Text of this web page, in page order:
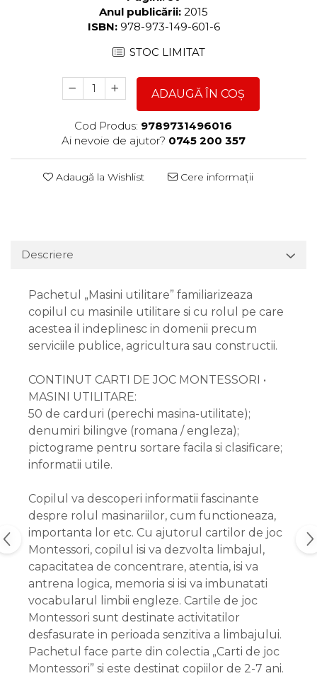
Anul publicării: 2015
ISBN: 978-973-149-601-6
STOC LIMITAT
ADAUGĂ ÎN COȘ
Cod Produs: 9789731496016
Ai nevoie de ajutor? 0745 200 357
Adaugă la Wishlist Cere informații
Descriere
Pachetul „Masini utilitare” familiarizeaza
copilul cu masinile utilitare si cu rolul pe care
acestea il indeplinesc in domenii precum
serviciile publice, agricultura sau constructii.
CONTINUT CARTI DE JOC MONTESSORI •
MASINI UTILITARE:
50 de carduri (perechi masina-utilitate);
denumiri bilingve (romana / engleza);
pictograme pentru sortare facila si clasificare;
informatii utile.
Copilul va descoperi informatii fascinante
despre rolul masinariilor, cum functioneaza,
importanta lor etc. Cu ajutorul cartilor de joc
Montessori, copilul isi va dezvolta limbajul,
capacitatea de concentrare, atentia, isi va
antrena logica, memoria si isi va imbunatati
vocabularul limbii engleze. Cartile de joc
Montessori sunt destinate activitatilor
desfasurate in perioada senzitiva a limbajului.
Pachetul face parte din colectia „Carti de joc
Montessori” si este destinat copiilor de 2-7 ani.